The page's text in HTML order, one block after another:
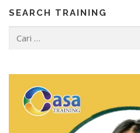
SEARCH TRAINING
untuk: